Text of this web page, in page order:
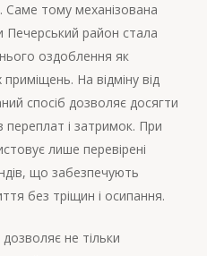
Саме тому механізована
Печерський район стала
оздоблення як
На відміну від
спосіб дозволяє досягти
переплат і затримок. При
лише перевірені
що забезпечують
без тріщин і осипання.
не тільки